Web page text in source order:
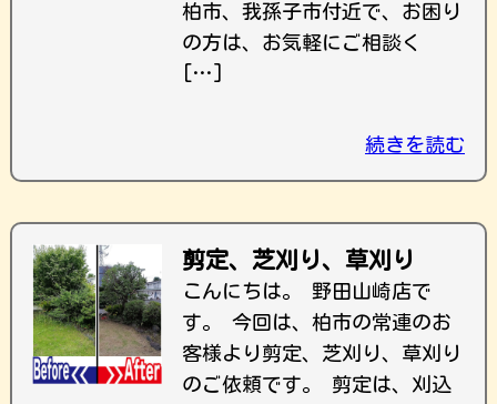
柏市、我孫子市付近で、お困り
の方は、お気軽にご相談く
[…]
続きを読む
剪定、芝刈り、草刈り
こんにちは。 野田山崎店で
す。 今回は、柏市の常連のお
客様より剪定、芝刈り、草刈り
のご依頼です。 剪定は、刈込